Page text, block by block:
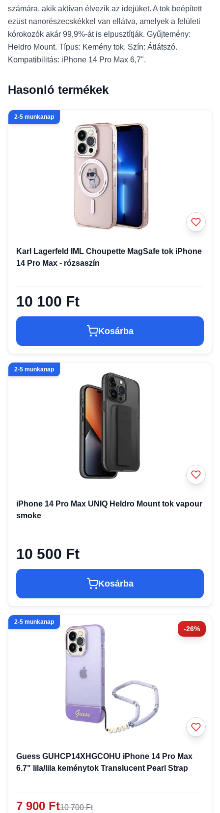
számára, akik aktívan élvezik az idejüket. A tok beépített
ezüst nanorészecskékkel van ellátva, amelyek a felületi
kórokozók akár 99,9%-át is elpusztítják. Gyűjtemény:
Heldro Mount. Típus: Kemény tok. Szín: Átlátszó.
Kompatibilitás: iPhone 14 Pro Max 6,7".
Hasonló termékek
2-5 munkanap
Karl Lagerfeld IML Choupette MagSafe tok iPhone
14 Pro Max - rózsaszín
10 100 Ft
Kosárba
2-5 munkanap
iPhone 14 Pro Max UNIQ Heldro Mount tok vapour
smoke
10 500 Ft
Kosárba
-26%
2-5 munkanap
Guess GUHCP14XHGCOHU iPhone 14 Pro Max
6.7" lila/lila keménytok Translucent Pearl Strap
7 900 Ft10 700 Ft